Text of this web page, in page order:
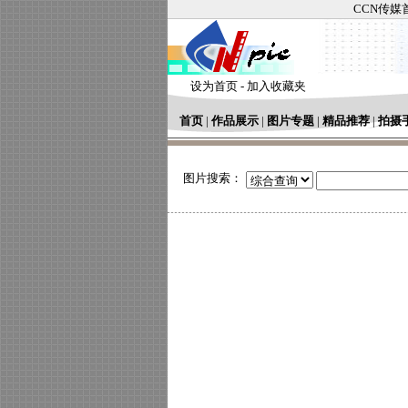
CCN传媒
设为首页 - 加入收藏夹
首页 | 作品展示 | 图片专题 | 精品推荐|拍摄
图片搜索：